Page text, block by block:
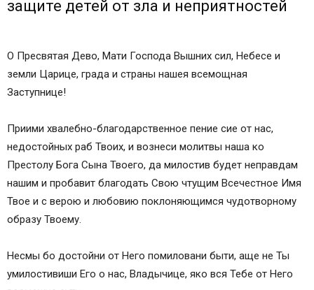
защите детей от зла и неприятностей
О Пресвятая Дево, Мати Господа Вышних сил, Небесе и
земли Царице, града и страны нашея всемощная
Заступнице!
Приими хвалебно-благодарственное пение сие от нас,
недостойных раб Твоих, и вознеси молитвы наша ко
Престолу Бога Сына Твоего, да милостив будет неправдам
нашим и пробавит благодать Свою чтущим Всечестное Имя
Твое и с верою и любовию поклоняющимся чудотворному
образу Твоему.
Несмы бо достойни от Него помиловани быти, аще не Ты
умилостивиши Его о нас, Владычице, яко вся Тебе от Него